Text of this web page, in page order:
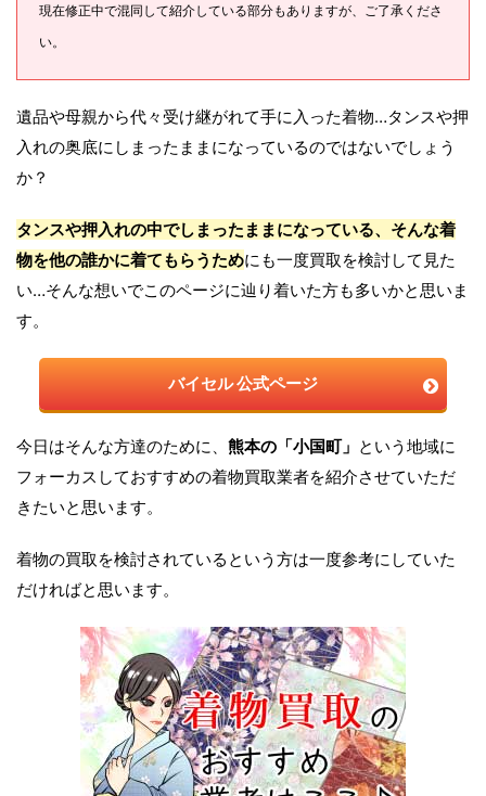
現在修正中で混同して紹介している部分もありますが、ご了承くださ
い。
遺品や母親から代々受け継がれて手に入った着物…タンスや押
入れの奥底にしまったままになっているのではないでしょう
か？
タンスや押入れの中でしまったままになっている、そんな着
物を他の誰かに着てもらうためにも一度買取を検討して見た
い…そんな想いでこのページに辿り着いた方も多いかと思いま
す。
バイセル公式ページ
今日はそんな方達のために、 熊本の「小国町」 という地域に
フォーカスしておすすめの着物買取業者を紹介させていただ
きたいと思います。
着物の買取を検討されているという方は一度参考にしていた
だければと思います。